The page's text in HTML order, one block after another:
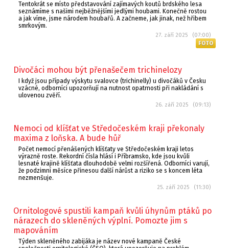
Tentokrát se místo představování zajímavých koutů brdského lesa
seznámíme s našimi nejběžnějšími jedlými houbami. Konečně rostou
a jak víme, jsme národem houbařů. A začneme, jak jinak, než hřibem
smrkovým.
27. září 2025 (07:00)
FOTO
Divočáci mohou být přenašečem trichinelozy
I když jsou případy výskytu svalovce (trichinelly) u divočáků v Česku
vzácné, odborníci upozorňují na nutnost opatrnosti při nakládání s
ulovenou zvěří.
26. září 2025 (09:13)
Nemoci od klíšťat ve Středočeském kraji překonaly
maxima z loňska. A bude hůř
Počet nemocí přenášených klíšťaty ve Středočeském kraji letos
výrazně roste. Rekordní čísla hlásí i Příbramsko, kde jsou kvůli
lesnaté krajině klíšťata dlouhodobě velmi rozšířená. Odborníci varují,
že podzimní měsíce přinesou další nárůst a riziko se s koncem léta
nezmenšuje.
25. září 2025 (11:30)
Ornitologové spustili kampaň kvůli úhynům ptáků po
nárazech do skleněných výplní. Pomozte jim s
mapováním
Týden skleněného zabijáka je název nové kampaně České